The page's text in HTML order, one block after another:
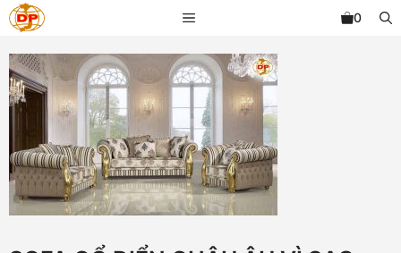
Chuyển
đến
nội
dung
MENU 0